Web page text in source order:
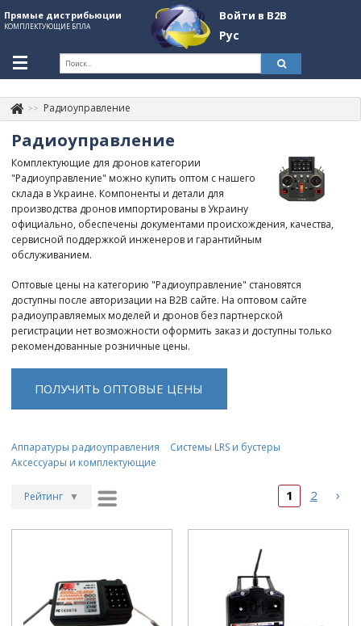
Прямые дистрибьюции
КОМПЛЕКТУЮЩИЕ БПЛА
Войти в B2B
Рус
+380507774092 Контакты
About Company
Обзоры
Категории
Бренды
Войти в B2B
Стать партнером
Радиоуправление
Радиоуправление
Комплектующие для дронов категории
"Радиоуправление" можно купить оптом с нашего
склада в Украине. Компоненты и детали для
производства дронов импортированы в Украину
официально, обеспечены документами происхождения, качества,
сервисной поддержкой инженеров и гарантийным
обслуживанием.
Оптовые цены на категорию "Радиоуправление" становятся
доступны после авторизации на B2B сайте. На оптовом сайте
радиоуправляемых моделей и дронов без партнерской
регистрации нет возможности оформить заказ и доступны только
рекомендованные розничные цены.
ПОЛУЧИТЬ ОПТОВЫЕ ЦЕНЫ
Аппаратуры радиоуправления
Системы LRS и бустеры
Аксессуары и комплектующие
Рейтинг ▼
Цена ▲
Цена ▼
1 2 ›